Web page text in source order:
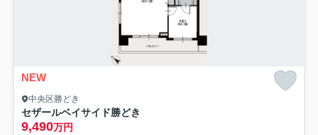
NEW
中央区勝どき
セザールベイサイド勝どき
9,490万円